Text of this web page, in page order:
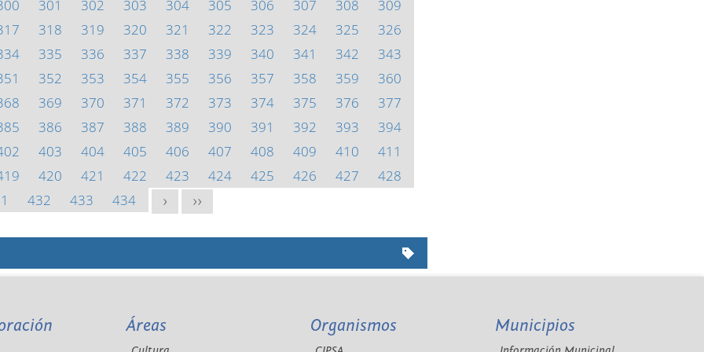
301 302 303 304 305 306 307 308
309
318 319 320 321 322 323 324 325
326
335 336 337 338 339 340 341 342
343
352 353 354 355 356 357 358 359
360
369 370 371 372 373 374 375 376
377
386 387 388 389 390 391 392 393
394
403 404 405 406 407 408 409 410
411
420 421 422 423 424 425 426 427
428
432 433 434 > >>
Áreas Organismos Municipios